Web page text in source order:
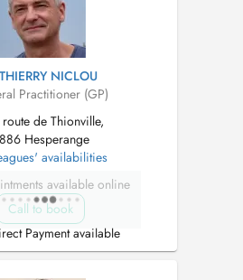
NICLOU
Practitioner (GP)
de Thionville,
Hesperange
availabilities
available online
Call to book
Payment available